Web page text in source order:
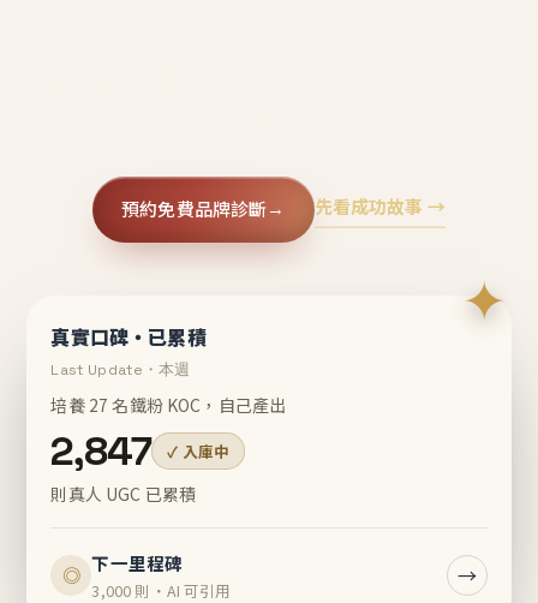
預約免費品牌診斷→ 先看成功故事 →
✦
真實口碑・已累積
Last Update・本週
培養 27 名鐵粉 KOC，自己產出
2,847 ✓ 入庫中
則真人 UGC 已累積
◎ 下一里程碑
3,000 則・AI 可引用
→